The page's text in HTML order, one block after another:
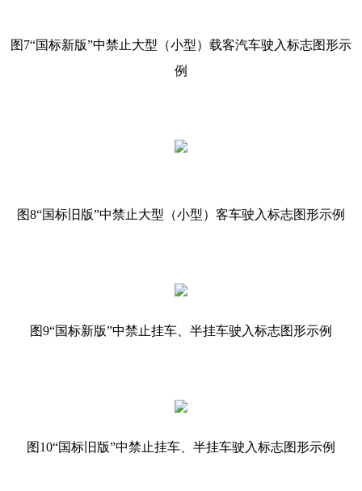
图7“国标新版”中禁止大型（小型）载客汽车驶入标志图形示
例
图8“国标旧版”中禁止大型（小型）客车驶入标志图形示例
图9“国标新版”中禁止挂车、半挂车驶入标志图形示例
图10“国标旧版”中禁止挂车、半挂车驶入标志图形示例